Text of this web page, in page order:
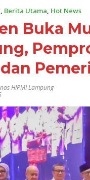
, Berita Utama, Hot News
Buka
HIPMI LampungJual Alat
Tepat untuk
Kebutuhan
Sekolah